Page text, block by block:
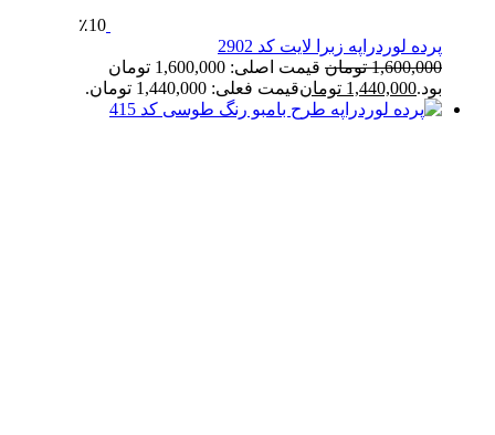
٪10
پرده لوردراپه زبرا لایت کد 2902
1,600,000 تومان
قیمت اصلی: 1,600,000 تومان
بود.1,440,000 تومانقیمت فعلی: 1,440,000 تومان.